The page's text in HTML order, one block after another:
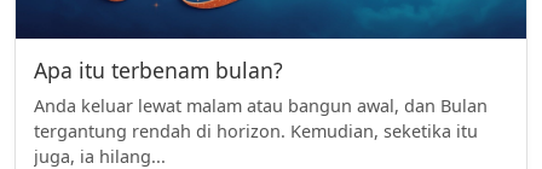
Apa itu terbenam bulan?
Anda keluar lewat malam atau bangun awal, dan Bulan
tergantung rendah di horizon. Kemudian, seketika itu
juga, ia hilang...